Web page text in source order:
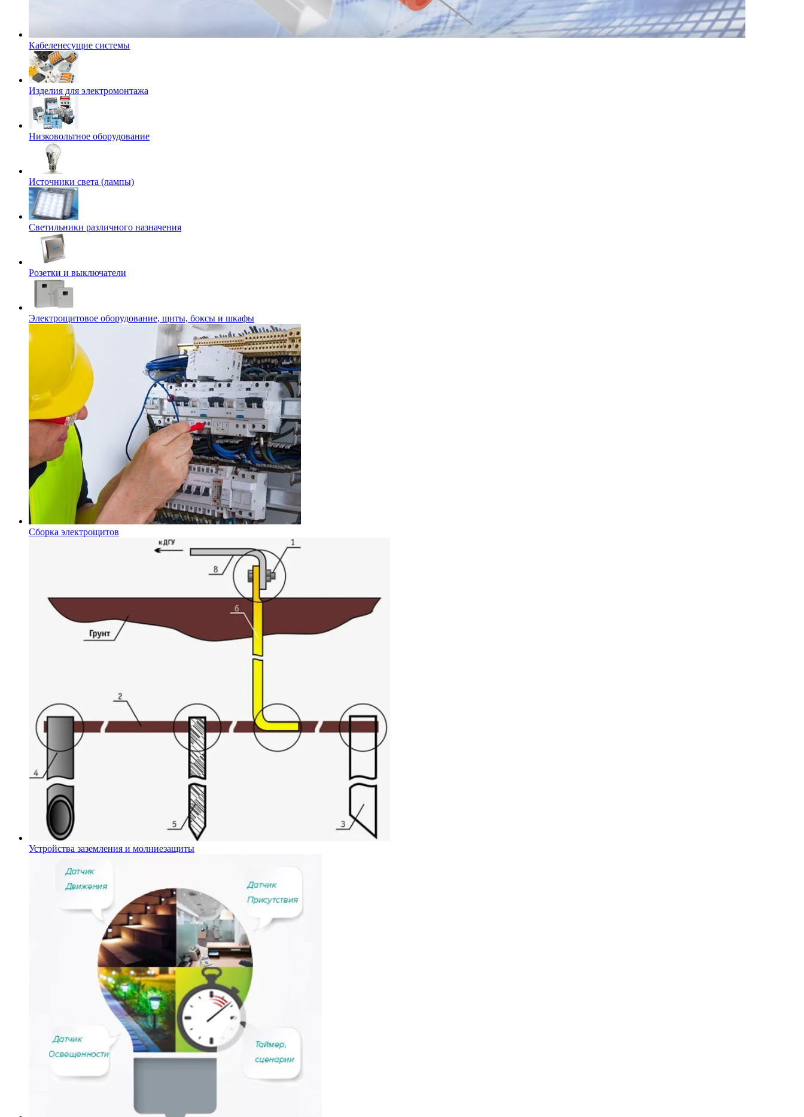
Кабеленесущие системы
Изделия для электромонтажа
Низковольтное оборудование
Источники света (лампы)
Светильники различного назначения
Розетки и выключатели
Электрощитовое оборудование, щиты, боксы и шкафы
Сборка электрощитов
Устройства заземления и молниезащиты